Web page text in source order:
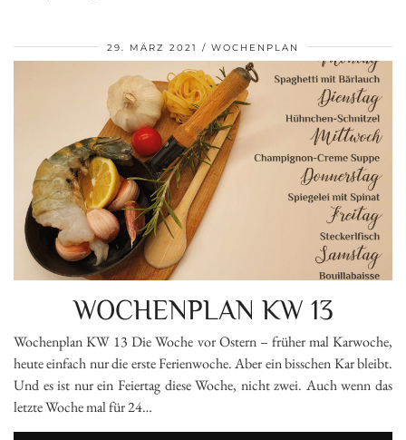
29. MÄRZ 2021 WOCHENPLAN
WOCHENPLAN KW 13
Wochenplan KW 13 Die Woche vor Ostern – früher mal Karwoche,
heute einfach nur die erste Ferienwoche. Aber ein bisschen Kar bleibt.
Und es ist nur ein Feiertag diese Woche, nicht zwei. Auch wenn das
letzte Woche mal für 24…